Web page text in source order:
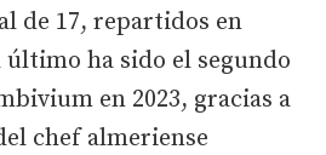
de 17, repartidos en
ha sido el segundo
en 2023, gracias a
chef almeriense